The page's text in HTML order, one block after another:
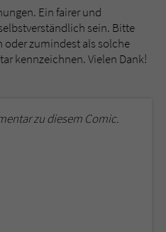
Ein fairer und
sein. Bitte
zumindest als solche
kennzeichnen. Vielen Dank!
zu diesem Comic.